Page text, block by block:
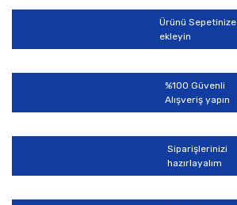
Ürünü Sepetinize
ekleyin
%100 Güvenli
Alışveriş yapın
Siparişlerinizi
hazırlayalım